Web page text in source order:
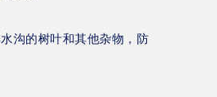
沟的树叶和其他杂物，防